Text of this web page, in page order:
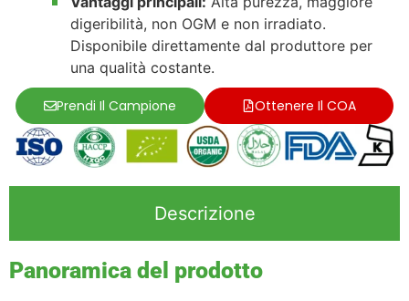
digeribilità, non OGM e non irradiato.
Disponibile direttamente dal produttore per
una qualità costante.
Prendi Il Campione Ottenere Il COA
Descrizione
Panoramica del prodotto